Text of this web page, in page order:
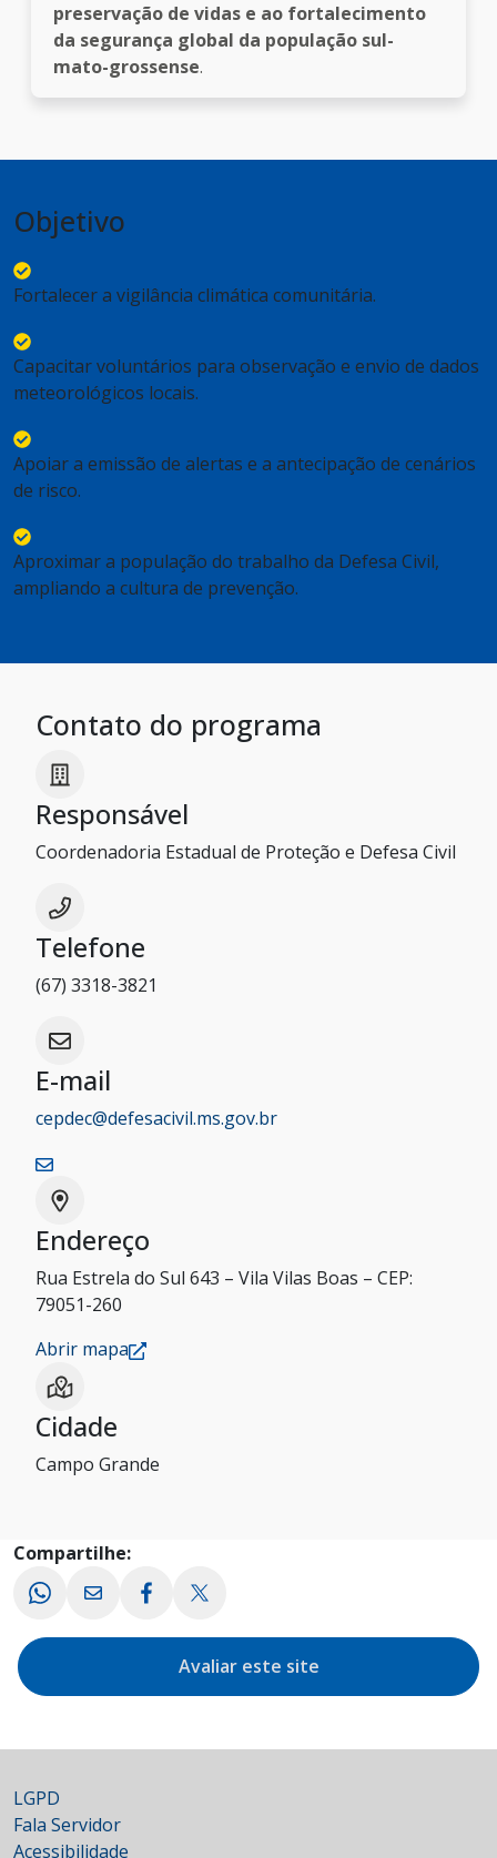
preservação de vidas e ao fortalecimento
da segurança global da população sul-
mato-grossense.
Objetivo
Fortalecer a vigilância climática comunitária.
Capacitar voluntários para observação e envio de dados
meteorológicos locais.
Apoiar a emissão de alertas e a antecipação de cenários
de risco.
Aproximar a população do trabalho da Defesa Civil,
ampliando a cultura de prevenção.
Contato do programa
Responsável
Coordenadoria Estadual de Proteção e Defesa Civil
Telefone
(67) 3318-3821
E-mail
cepdec@defesacivil.ms.gov.br
Endereço
Rua Estrela do Sul 643 – Vila Vilas Boas – CEP:
79051-260
Abrir mapa
Cidade
Campo Grande
Compartilhe:
Avaliar este site
LGPD
Fala Servidor
Acessibilidade